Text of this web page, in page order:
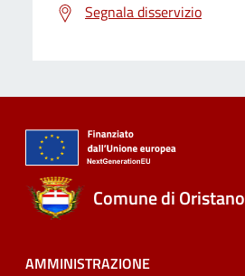
Segnala disservizio
Comune di Oristano
AMMINISTRAZIONE